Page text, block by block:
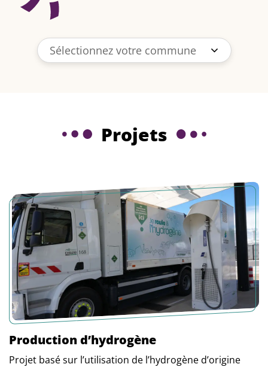
Sélectionnez votre commune
Projets
Production d’hydrogène
Projet basé sur l’utilisation de l’hydrogène d’origine